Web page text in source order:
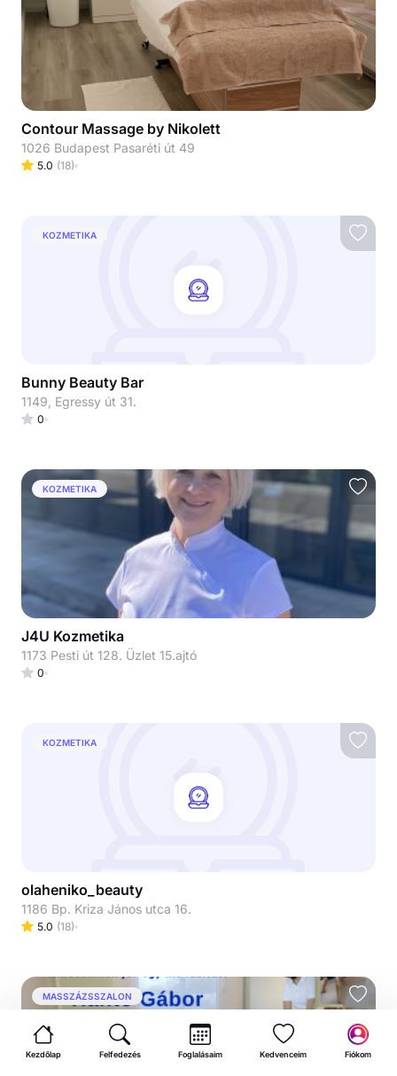
Contour Massage by Nikolett
1026 Budapest Pasaréti út 49
5.0 (18)
KOZMETIKA
Bunny Beauty Bar
1149, Egressy út 31.
0
KOZMETIKA
J4U Kozmetika
1173 Pesti út 128. Üzlet 15.ajtó
0
KOZMETIKA
olaheniko_beauty
1186 Bp. Kriza János utca 16.
5.0 (18)
MASSZÁZSSZALON
Kezdőlap Felfedezés Foglalásaim Kedvenceim Fiókom